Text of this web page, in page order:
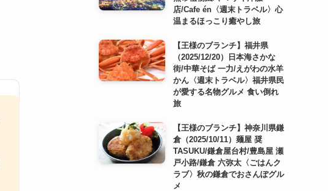
店/Cafe én〈週末トラベル〉心
温まるほっこり癒やし旅
【王様のブランチ】福井県
（2025/12/20）日本海さかな
街/中華そば 一力/えがわの水羊
かん〈週末トラベル〉福井県民
が愛する名物グルメ 食い倒れ
旅
【王様のブランチ】神奈川県鎌
倉（2025/10/11）麺屋 奨
TASUKU/鎌倉屋台村/豊島屋 瀬
戸小路/鎌倉 六弥太〈ごはんク
ラブ〉秋の鎌倉でおさんぽグル
メ